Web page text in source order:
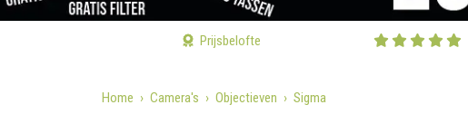
Prijsbelofte
Home Camera's Objectieven Sigma